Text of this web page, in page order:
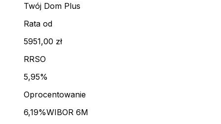
Twój Dom Plus
Rata od
5951,00 zł
RRSO
5,95%
Oprocentowanie
6,19%WIBOR 6M